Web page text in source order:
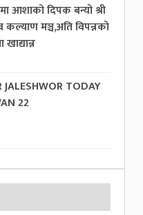
आशाको दिपक बन्यो श्री
कल्याण मञ्च,अति विपन्नको
JALESHWOR TODAY
22